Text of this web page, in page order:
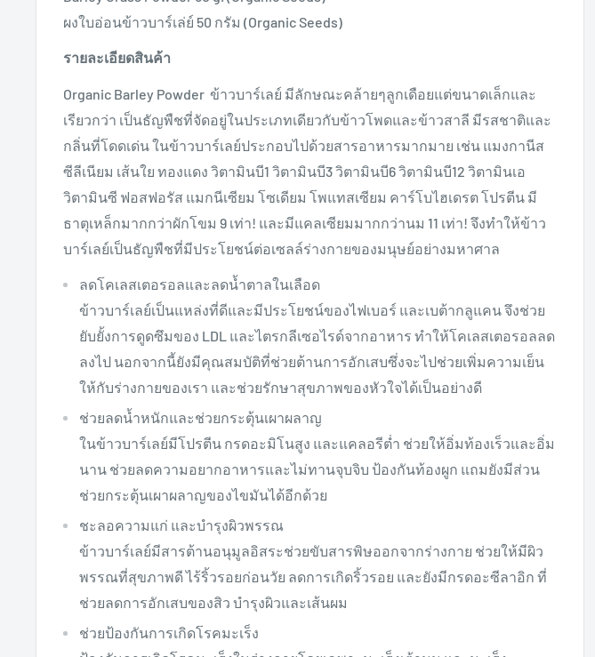
ผงใบอ่อนข้าวบาร์เล่ย์ 50 กรัม (Organic Seeds)
รายละเอียดสินค้า
Organic Barley Powder ข้าวบาร์เลย์ มีลักษณะคล้ายๆลูกเดือยแต่ขนาดเล็กและ
เรียวกว่า เป็นธัญพืชที่จัดอยู่ในประเภทเดียวกับข้าวโพดและข้าวสาลี มีรสชาติและ
กลิ่นที่โดดเด่น ในข้าวบาร์เลย์ประกอบไปด้วยสารอาหารมากมาย เช่น แมงกานีส
ซีลีเนียม เส้นใย ทองแดง วิตามินบี1 วิตามินบี3 วิตามินบี6 วิตามินบี12 วิตามินเอ
วิตามินซี ฟอสฟอรัส แมกนีเซียม โซเดียม โพแทสเซียม คาร์โบไฮเดรต โปรตีน มี
ธาตุเหล็กมากกว่าผักโขม 9 เท่า! และมีแคลเซียมมากกว่านม 11 เท่า! จึงทำให้ข้าว
บาร์เลย์เป็นธัญพืชที่มีประโยชน์ต่อเซลล์ร่างกายของมนุษย์อย่างมหาศาล
ลดโคเลสเตอรอลและลดน้ำตาลในเลือด
ข้าวบาร์เลย์เป็นแหล่งที่ดีและมีประโยชน์ของไฟเบอร์ และเบต้ากลูแคน จึงช่วย
ยับยั้งการดูดซึมของ LDL และไตรกลีเซอไรด์จากอาหาร ทำให้โคเลสเตอรอลลด
ลงไป นอกจากนี้ยังมีคุณสมบัติที่ช่วยต้านการอักเสบซึ่งจะไปช่วยเพิ่มความเย็น
ให้กับร่างกายของเรา และช่วยรักษาสุขภาพของหัวใจได้เป็นอย่างดี
ช่วยลดน้ำหนักและช่วยกระตุ้นเผาผลาญ
ในข้าวบาร์เลย์มีโปรตีน กรดอะมิโนสูง และแคลอรีต่ำ ช่วยให้อิ่มท้องเร็วและอิ่ม
นาน ช่วยลดความอยากอาหารและไม่ทานจุบจิบ ป้องกันท้องผูก แถมยังมีส่วน
ช่วยกระตุ้นเผาผลาญของไขมันได้อีกด้วย
ชะลอความแก่ และบำรุงผิวพรรณ
ข้าวบาร์เลย์มีสารต้านอนุมูลอิสระช่วยขับสารพิษออกจากร่างกาย ช่วยให้มีผิว
พรรณที่สุขภาพดี ไร้ริ้วรอยก่อนวัย ลดการเกิดริ้วรอย และยังมีกรดอะซีลาอิก ที่
ช่วยลดการอักเสบของสิว บำรุงผิวและเส้นผม
ช่วยป้องกันการเกิดโรคมะเร็ง